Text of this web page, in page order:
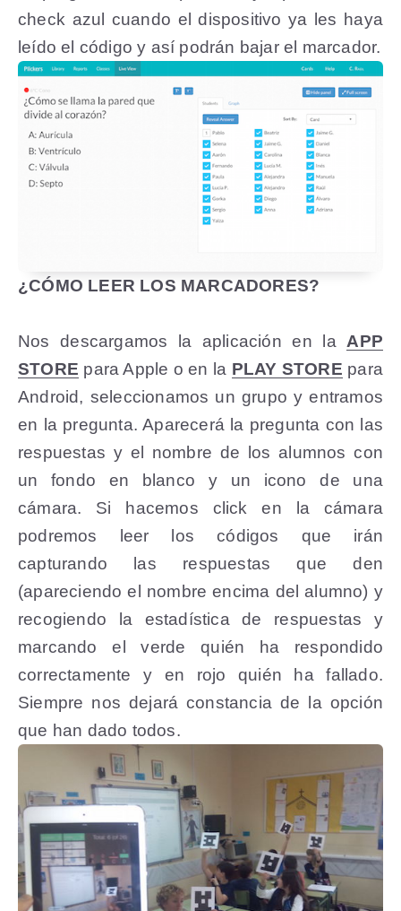
check azul cuando el dispositivo ya les haya
leído el código y así podrán bajar el marcador.
¿CÓMO LEER LOS MARCADORES?
Nos descargamos la aplicación en laAPP
STORE para Apple o en la PLAY STORE para
Android, seleccionamos un grupo y entramos
en la pregunta. Aparecerá la pregunta con las
respuestas y el nombre de los alumnos con
un fondo en blanco y un icono de una
cámara. Si hacemos click en la cámara
podremos leer los códigos que irán
capturando las respuestas que den
(apareciendo el nombre encima del alumno) y
recogiendo la estadística de respuestas y
marcando el verde quién ha respondido
correctamente y en rojo quién ha fallado.
Siempre nos dejará constancia de la opción
que han dado todos.